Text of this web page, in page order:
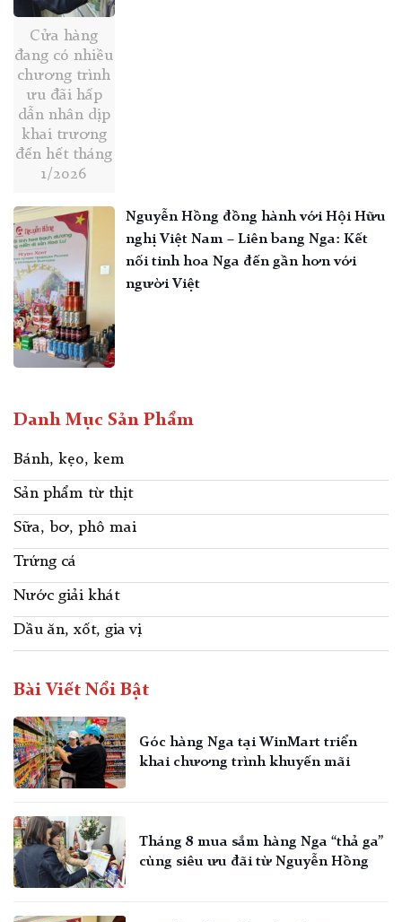
Cửa hàng
đang có nhiều
chương trình
ưu đãi hấp
dẫn nhân dịp
khai trương
đến hết tháng
1/2026
Nguyễn Hồng đồng hành với Hội Hữu
nghị Việt Nam – Liên bang Nga: Kết
nối tinh hoa Nga đến gần hơn với
người Việt
Danh Mục Sản Phẩm
Bánh, kẹo, kem
Sản phẩm từ thịt
Sữa, bơ, phô mai
Trứng cá
Nước giải khát
Dầu ăn, xốt, gia vị
Bài Viết Nổi Bật
Góc hàng Nga tại WinMart triển
khai chương trình khuyến mãi
Tháng 8 mua sắm hàng Nga “thả ga”
cùng siêu ưu đãi từ Nguyễn Hồng